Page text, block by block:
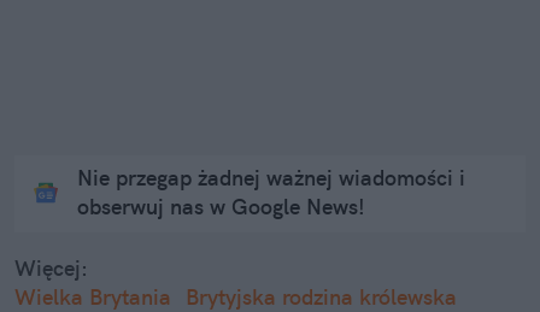
Nie przegap żadnej ważnej wiadomości i
obserwuj nas w Google News!
Więcej:
Wielka Brytania
Brytyjska rodzina królewska